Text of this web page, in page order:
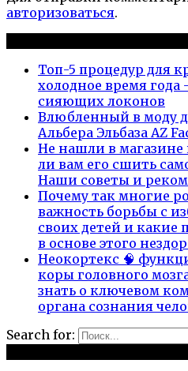
авторизоваться.
Топ-5 процедур для
холодное время
сияющих локонов
Влюбленный в моду
Альбера Эльбаза AZ
Не нашли в
ли вам его сшить
Наши советы и
Почему так многие
важность борьбы с
своих детей и какие
в основе этого
Неокортекс 🧠
коры головного
знать о ключевом
органа сознания
Search for: